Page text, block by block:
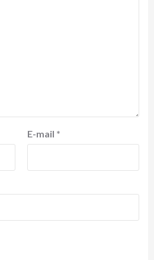
E-mail *